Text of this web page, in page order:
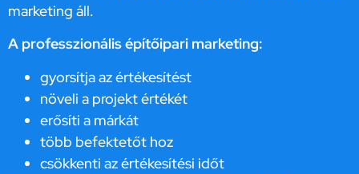
marketing áll.
A professzionális építőipari marketing:
gyorsítja az értékesítést
növeli a projekt értékét
erősíti a márkát
több befektetőt hoz
csökkenti az értékesítési időt